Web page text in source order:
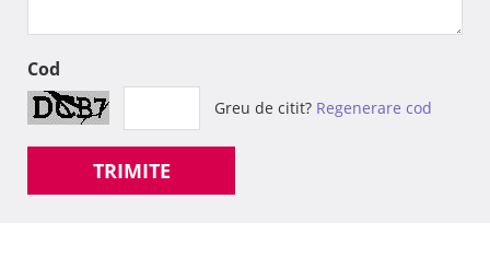
Cod
Greu de citit? Regenerare cod
TRIMITE